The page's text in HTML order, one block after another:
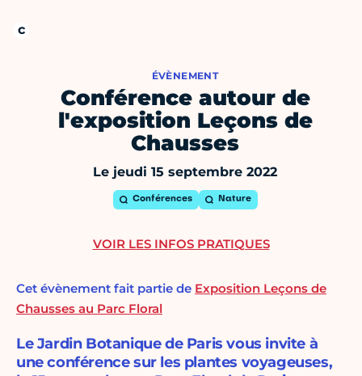
ÉVÈNEMENT
Conférence autour de
l'exposition Leçons de
Chausses
Le jeudi 15 septembre 2022
Conférences Nature
Cet évènement fait partie de Exposition Leçons de
Chausses au Parc Floral
Le Jardin Botanique de Paris vous invite à
une conférence sur les plantes voyageuses,
VOIR LES INFOS PRATIQUES